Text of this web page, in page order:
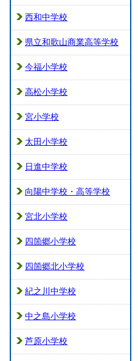
西和中学校
県立和歌山商業高等学校
今福小学校
高松小学校
宮小学校
太田小学校
日進中学校
向陽中学校・高等学校
宮北小学校
四箇郷小学校
四箇郷北小学校
紀之川中学校
中之島小学校
芦原小学校